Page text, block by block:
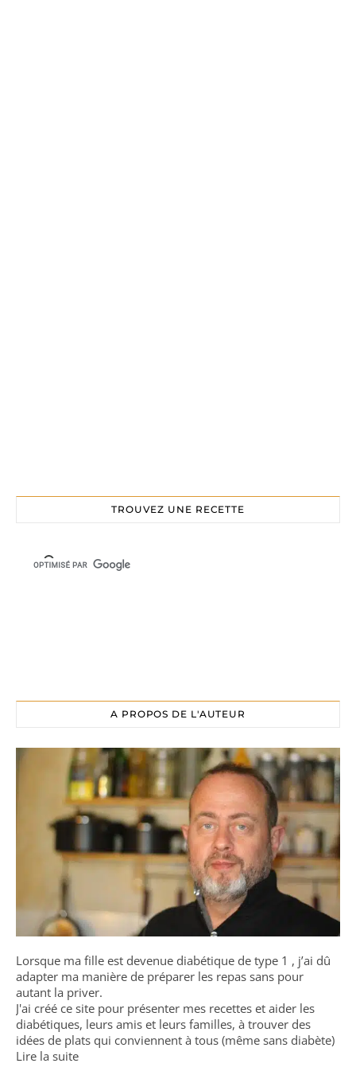
TROUVEZ UNE RECETTE
A PROPOS DE L'AUTEUR
Lorsque ma fille est devenue diabétique de type 1 , j’ai dû
adapter ma manière de préparer les repas sans pour
autant la priver.
J'ai créé ce site pour présenter mes recettes et aider les
diabétiques, leurs amis et leurs familles, à trouver des
idées de plats qui conviennent à tous (même sans diabète)
Lire la suite